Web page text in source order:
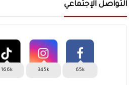
التواصل الإجتماعي
65k
345k
166k